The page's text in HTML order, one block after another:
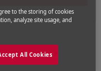
to the storing of cookies
analyze site usage, and
All Cookies